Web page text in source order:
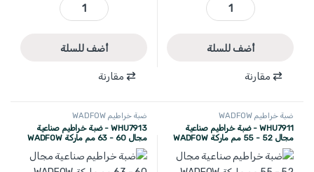
WHU7907 - ضبة خراطيم صناعية مجال 36 - 39 مم ماركة WADFOW quantity
أضف للسلة
مقارنة
WHU7909 - ضبة خراطيم صناعية مجال 44 - 47 مم ماركة WADFOW quantity
أضف للسلة
مقارنة
ضبة خراطيم WADFOW
WHU7911 - ضبة خراطيم صناعية
مجال 52 - 55 مم ماركة WADFOW
ضبة خراطيم WADFOW
WHU7913 - ضبة خراطيم صناعية
مجال 60 - 63 مم ماركة WADFOW